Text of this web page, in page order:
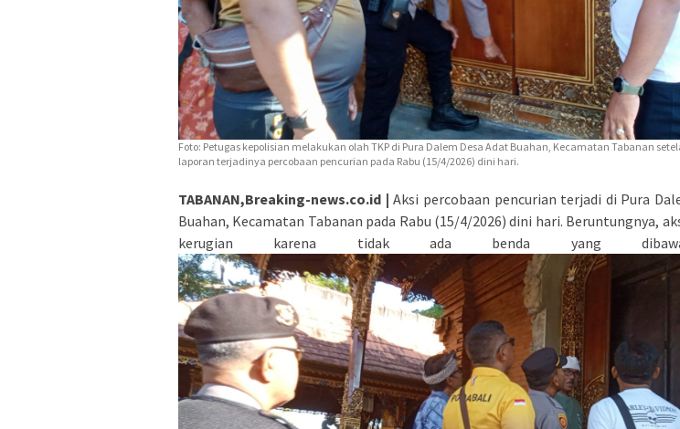
Foto: Petugas kepolisian melakukan olah TKP di Pura Dalem Desa Adat Buahan, Kecamatan Tabanan
laporan terjadinya percobaan pencurian pada Rabu (15/4/2026) dini hari.
TABANAN,Breaking-news.co.id | Aksi percobaan pencurian terjadi di Pura
Buahan, Kecamatan Tabanan pada Rabu (15/4/2026) dini hari. Beruntungnya,
kerugian karena tidak ada benda yang